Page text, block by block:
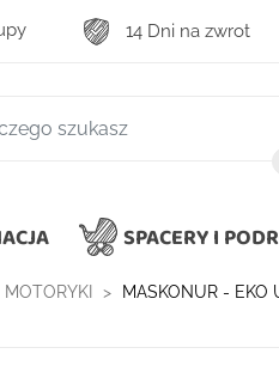
14 Dni na zwrot
wyszukiwanie
SPACERY I
MASKONUR - EKO